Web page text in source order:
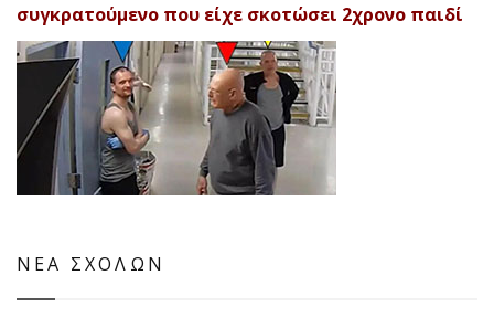
συγκρατούμενο που είχε σκοτώσει 2χρονο παιδί
ΝΕΑ ΣΧΟΛΩΝ